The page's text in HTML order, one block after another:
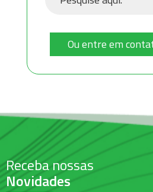
Ou entre em
Receba nossas
Novidades